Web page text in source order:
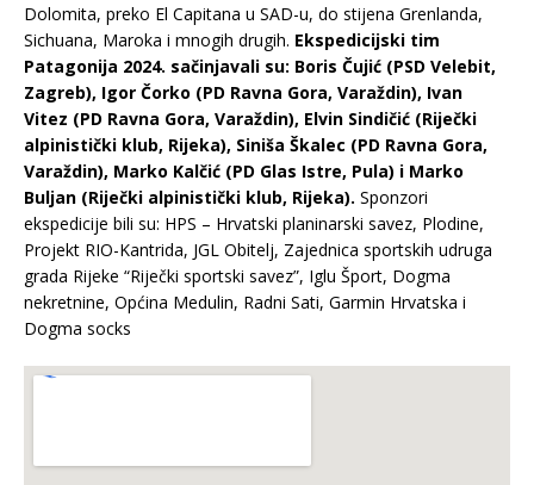
Dolomita, preko El Capitana u SAD-u, do stijena Grenlanda,
Sichuana, Maroka i mnogih drugih. Ekspedicijski tim
Patagonija 2024. sačinjavali su: Boris Čujić (PSD Velebit,
Zagreb), Igor Čorko (PD Ravna Gora, Varaždin), Ivan
Vitez (PD Ravna Gora, Varaždin), Elvin Sindičić (Riječki
alpinistički klub, Rijeka), Siniša Škalec (PD Ravna Gora,
Varaždin), Marko Kalčić (PD Glas Istre, Pula) i Marko
Buljan (Riječki alpinistički klub, Rijeka). Sponzori
ekspedicije bili su: HPS – Hrvatski planinarski savez, Plodine,
Projekt RIO-Kantrida, JGL Obitelj, Zajednica sportskih udruga
grada Rijeke “Riječki sportski savez”, Iglu Šport, Dogma
nekretnine, Općina Medulin, Radni Sati, Garmin Hrvatska i
Dogma socks